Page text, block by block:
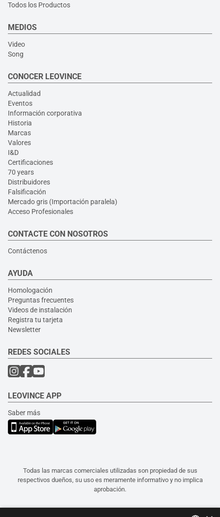
Todos los Productos
MEDIOS
Video
Song
CONOCER LEOVINCE
Actualidad
Eventos
Información corporativa
Historia
Marcas
Valores
I&D
Certificaciones
70 years
Distribuidores
Falsificación
Mercado gris (Importación paralela)
Acceso Profesionales
CONTACTE CON NOSOTROS
Contáctenos
AYUDA
Homologación
Preguntas frecuentes
Videos de instalación
Registra tu tarjeta
Newsletter
REDES SOCIALES
LEOVINCE APP
Saber más
Todas las marcas comerciales utilizadas son propiedad de sus
respectivos dueños, su uso es meramente informativo y no implica
aprobación.